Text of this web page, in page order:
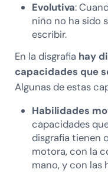
Evolutiva:
niño no ha sido
escribir.
En la disgrafia hay
capacidades que
Algunas de estas
Habilidades
capacidades
disgrafia tienen
motora, con la
mano, y con las